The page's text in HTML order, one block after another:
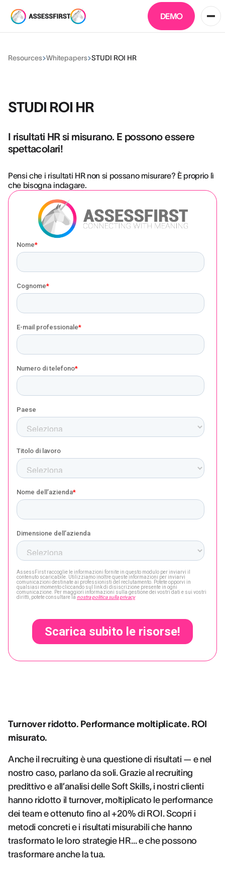
DEMO
Resources Whitepapers STUDI ROI HR
STUDI ROI HR
I risultati HR si misurano. E possono essere
spettacolari!
Pensi che i risultati HR non si possano misurare? È proprio lì
che bisogna indagare.
Turnover ridotto. Performance moltiplicate. ROI
misurato.
Anche il recruiting è una questione di risultati — e nel
nostro caso, parlano da soli. Grazie al recruiting
predittivo e all’analisi delle Soft Skills, i nostri clienti
hanno ridotto il turnover, moltiplicato le performance
dei team e ottenuto fino al +20% di ROI. Scopri i
metodi concreti e i risultati misurabili che hanno
trasformato le loro strategie HR… e che possono
trasformare anche la tua.